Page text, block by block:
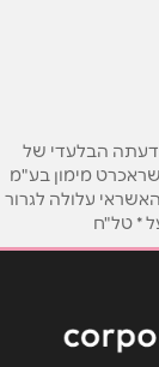
דעתה הבלעדי של
מימון בע"מ
עלולה לגרור
* טל"ח